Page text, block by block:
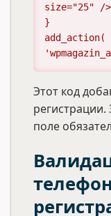
size="25" /
}
Этот код
регистрации.
поле